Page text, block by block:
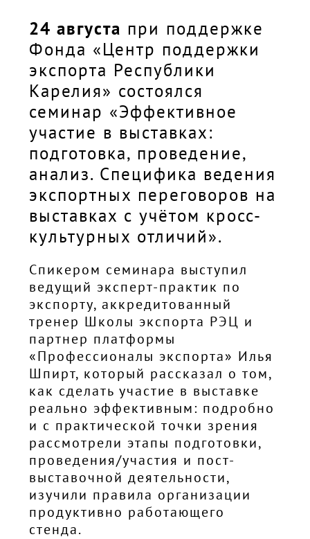
24 августа при поддержке
Фонда «Центр поддержки
экспорта Республики
Карелия» состоялся
семинар «Эффективное
участие в выставках:
подготовка, проведение,
анализ. Специфика ведения
экспортных переговоров на
выставках с учётом кросс-
культурных отличий».
Спикером семинара выступил
ведущий эксперт-практик по
экспорту, аккредитованный
тренер Школы экспорта РЭЦ и
партнер платформы
«Профессионалы экспорта» Илья
Шпирт, который рассказал о том,
как сделать участие в выставке
реально эффективным: подробно
и с практической точки зрения
рассмотрели этапы подготовки,
проведения/участия и пост-
выставочной деятельности,
изучили правила организации
продуктивно работающего
стенда.